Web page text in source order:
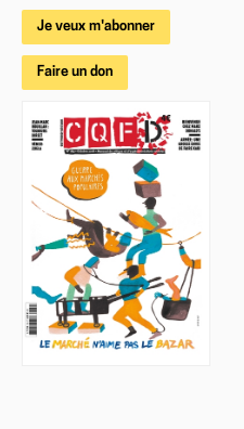
Je veux m'abonner
Faire un don